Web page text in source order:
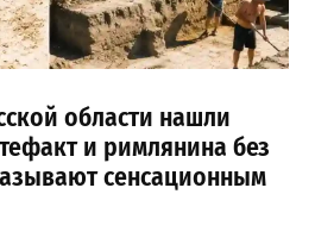
области нашли
и римлянина без
сенсационным